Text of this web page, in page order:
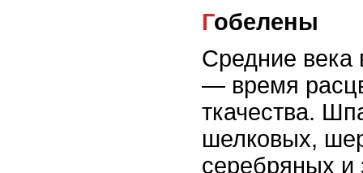
Гобелены
Средние века
— время
ткачества.
шелковых,
серебряных и